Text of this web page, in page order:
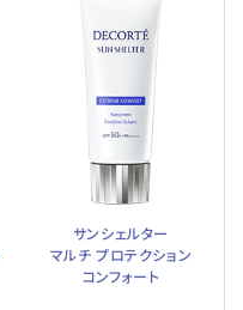
サンシェルター
マルチ プロテクション
コンフォート